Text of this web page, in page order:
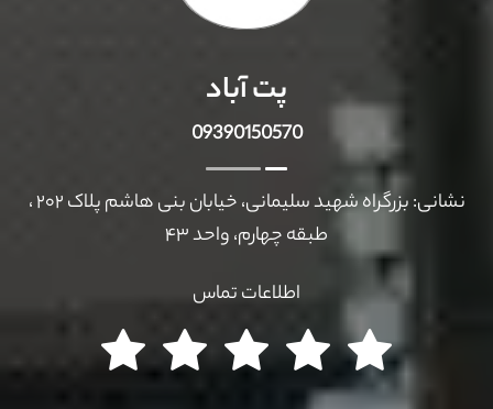
پت آباد
09390150570
نشانی: بزرگراه شهید سلیمانی، خیابان بنی هاشم پلاک ۲۰۲ ،
طبقه چهارم، واحد ۴۳
اطلاعات تماس